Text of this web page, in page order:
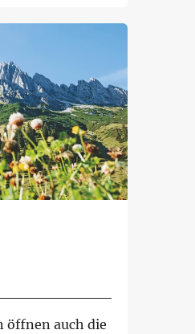
öffnen auch die